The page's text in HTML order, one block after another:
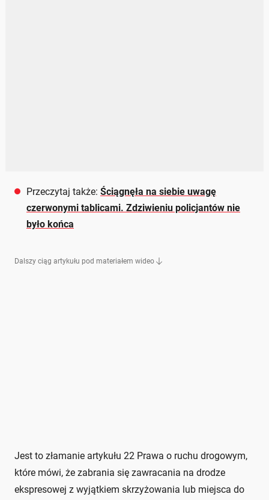
Przeczytaj także: Ściągnęła na siebie uwagę
czerwonymi tablicami. Zdziwieniu policjantów nie
było końca
Dalszy ciąg artykułu pod materiałem wideo
Jest to złamanie artykułu 22 Prawa o ruchu drogowym,
które mówi, że zabrania się zawracania na drodze
ekspresowej z wyjątkiem skrzyżowania lub miejsca do